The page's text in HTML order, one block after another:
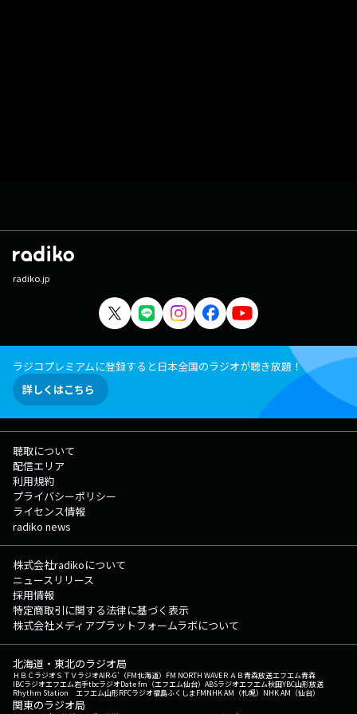
radiko.jp
ラジコプレミアムに登録すると日本全国のラジオが聴き放題！
詳しくはこちら
聴取について
配信エリア
利用規約
プライバシーポリシー
ライセンス情報
radiko news
株式会社radikoについて
ニュースリリース
採用情報
特定商取引に関する法律に基づく表示
株式会社メディアプラットフォームラボについて
北海道・東北のラジオ局
ＨＢＣラジオＳＴＶラジオAIR-G'（FM北海道） FM NORTH WAVEＲＡＢ青森放送エフエム青森
IBCラジオエフエム岩手tbcラジオDate fm（エフエム仙台） ABSラジオエフエム秋田YBC山形放送
Rhythm Station エフエム山形RFCラジオ福島ふくしまFMNHK AM（札幌） NHK AM（仙台）
関東のラジオ局